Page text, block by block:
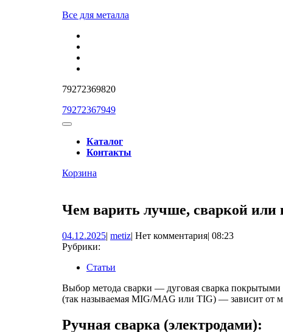
Перейти
содержимому
Перейти
содержимому
Все для металла
79272369820
79272367949
Кнопка
ОткрытьКаталог
Контакты
Кнопка
Корзина
Чем варить лучше, сваркой или
04.12.202504.12.2025
| metizmetiz
| Нет комментария| 08:23
Рубрики:
Статьи
Выбор метода сварки — дуговая сварка покрытыми
(так называемая MIG/MAG или TIG) — зависит от
Ручная сварка (электродами):